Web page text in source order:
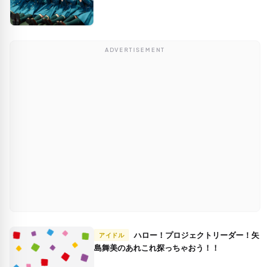
ADVERTISEMENT
アイドル
島舞美のあれこれ探っちゃおう！！